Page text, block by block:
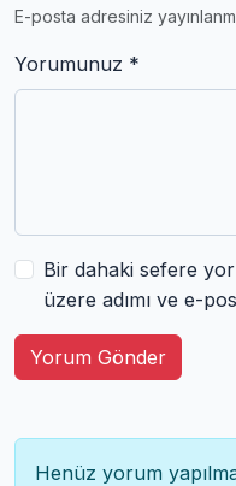
E-posta adresiniz
Yorumunuz *
Bir dahaki sefere
üzere adımı ve e-
Yorum Gönder
Henüz yorum